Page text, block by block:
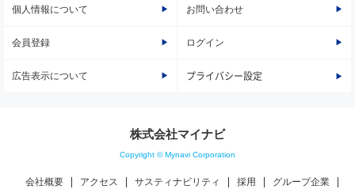
個人情報について お問い合わせ
会員登録 ログイン
広告表示について プライバシー設定
株式会社マイナビ
Copyright © Mynavi Corporation
会社概要 アクセス サスティナビリティ 採用 グループ企業